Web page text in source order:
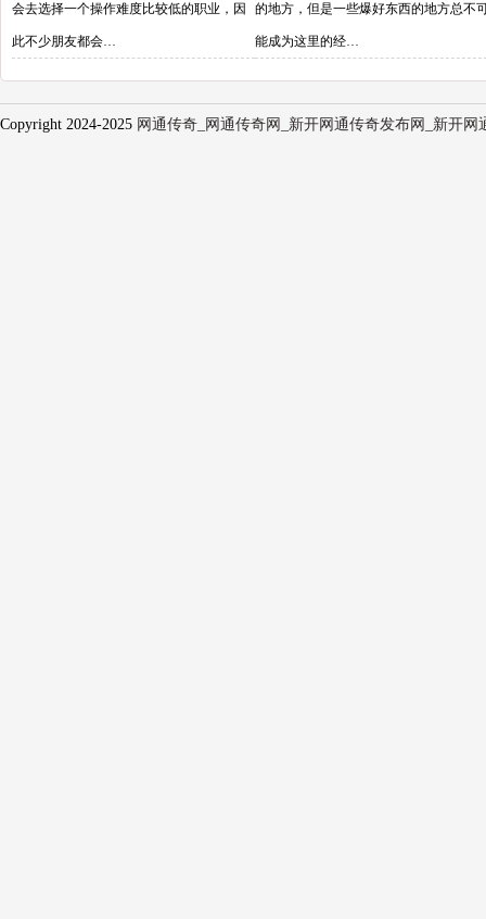
会去选择一个操作难度比较低的职业，因
此不少朋友都会…
的地方，但是一些爆好东西的地方总不
能成为这里的经…
Copyright 2024-2025 网通传奇_网通传奇网_新开网通传奇发布网_新开网